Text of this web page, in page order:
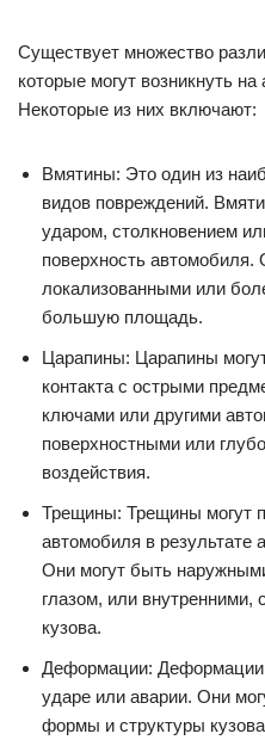
Существует множество
которые могут возникнуть
Некоторые из них включают:
Вмятины: Это один из
видов повреждений.
ударом, столкновением
поверхность
локализованными или
большую площадь.
Царапины: Царапины
контакта с острыми
ключами или другими
поверхностными или
воздействия.
Трещины: Трещины могут
автомобиля в результате
Они могут быть
глазом, или
кузова.
Деформации: Деформации
ударе или аварии. Они
формы и структуры